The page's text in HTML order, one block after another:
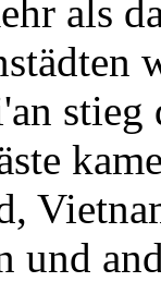
als
stieg
und